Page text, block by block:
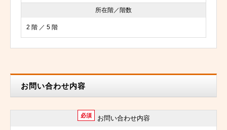
所在階／階数
2 階 ／ 5 階
お問い合わせ内容
必須 お問い合わせ内容